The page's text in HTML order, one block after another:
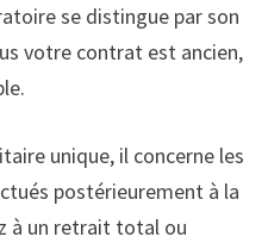
se distingue par son
votre contrat est ancien,
unique, il concerne les
postérieurement à la
à un retrait total ou